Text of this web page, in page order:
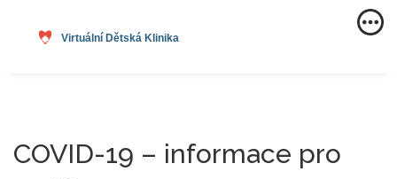
COVID-19 – informace pro